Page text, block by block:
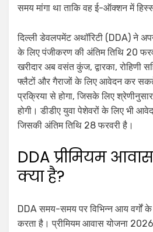
समय मांगा था ताकि वह ई-ऑक्शन में
दिल्ली डेवलपमेंट अथॉरिटी (DDA) ने
के लिए पंजीकरण की अंतिम तिथि 20
खरीदार अब वसंत कुंज, द्वारका, रोहिणी
फ्लैटों और गैराजों के लिए आवेदन कर
प्रक्रिया से होगा, जिसके लिए
होगी। डीडीए युवा पेशेवरों के लिए भी
जिसकी अंतिम तिथि 28 फरवरी है।
DDA प्रीमियम
क्या है?
DDA समय-समय पर विभिन्न आय वर्गों के
करता है। प्रीमियम आवास योजना